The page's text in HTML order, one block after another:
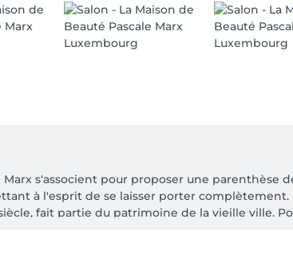
Marx s'associent pour proposer une
à l'esprit de se laisser porter complètement.
fait partie du patrimoine de la vieille ville.